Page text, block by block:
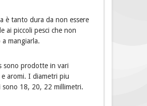
è tanto dura da non essere
ai piccoli pesci che non
a mangiarla.
sono prodotte in vari
aromi. I diametri piu
sono 18, 20, 22 millimetri.